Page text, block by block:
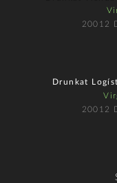
20012
Drunkat
20012